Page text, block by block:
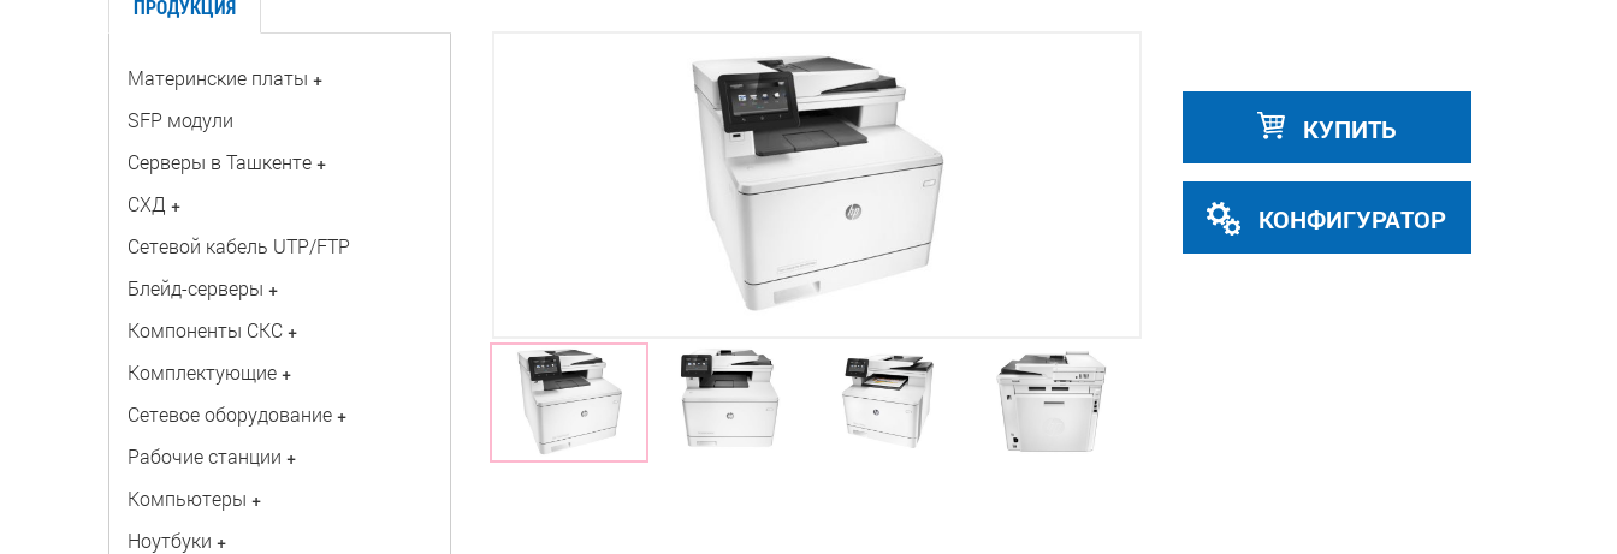
ПРОДУКЦИЯ
Материнские платы +
SFP модули
Серверы в Ташкенте +
СХД +
Сетевой кабель UTP/FTP
Блейд-серверы +
Компоненты СКС +
Комплектующие +
Сетевое оборудование +
Рабочие станции +
Компьютеры +
Ноутбуки +
КУПИТЬ
КОНФИГУРАТОР